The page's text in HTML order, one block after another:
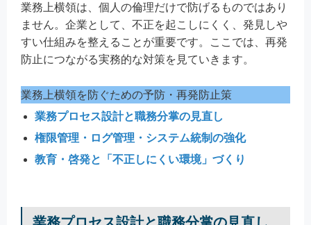
業務上横領は、個人の倫理だけで防げるものではあり
ません。企業として、不正を起こしにくく、発見しや
すい仕組みを整えることが重要です。ここでは、再発
防止につながる実務的な対策を見ていきます。
業務上横領を防ぐための予防・再発防止策
業務プロセス設計と職務分掌の見直し
権限管理・ログ管理・システム統制の強化
教育・啓発と「不正しにくい環境」づくり
業務プロセス設計と職務分掌の見直し